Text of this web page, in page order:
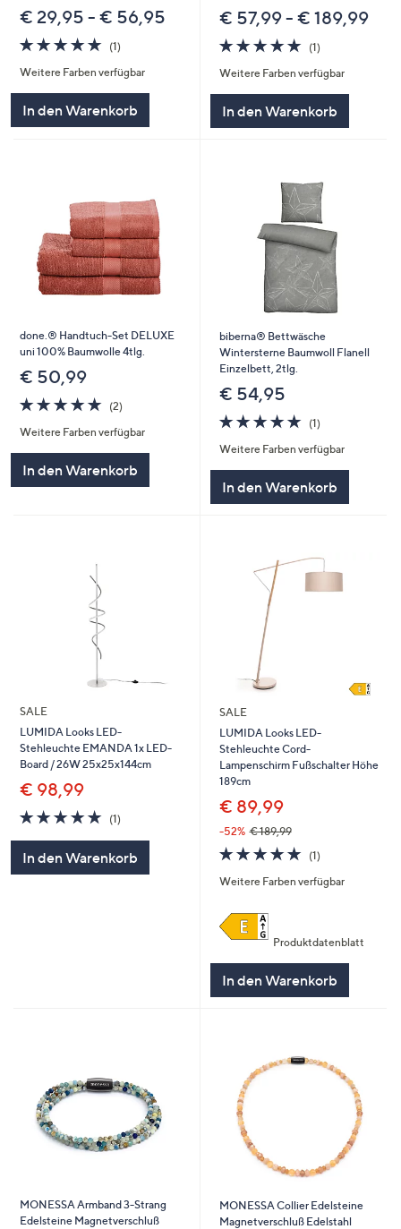
€ 29,95 - € 56,95
5.0
von
5
(1)
Weitere Farben verfügbar
In den Warenkorb
€ 57,99 - € 189,99
5.0
von
5
(1)
Weitere Farben verfügbar
In den Warenkorb
done.® Handtuch-Set DELUXE
uni 100% Baumwolle 4tlg.
€ 50,99
5.0
von
5
(2)
Weitere Farben verfügbar
In den Warenkorb
biberna® Bettwäsche
Wintersterne Baumwoll Flanell
Einzelbett, 2tlg.
€ 54,95
5.0
von
5
(1)
Weitere Farben verfügbar
In den Warenkorb
SALE
LUMIDA Looks LED-
Stehleuchte EMANDA 1x LED-
Board / 26W 25x25x144cm
€ 98,99
5.0
von
(1)
In den Warenkorb
SALE
LUMIDA Looks LED-
Stehleuchte Cord-
Lampenschirm Fußschalter Höhe
189cm
€ 89,99
-52% € 189,99
5.0
von
5
(1)
Weitere Farben verfügbar
Produktdatenblatt
In den Warenkorb
MONESSA Armband 3-Strang
Edelsteine Magnetverschluß
MONESSA Collier Edelsteine
Magnetverschluß Edelstahl